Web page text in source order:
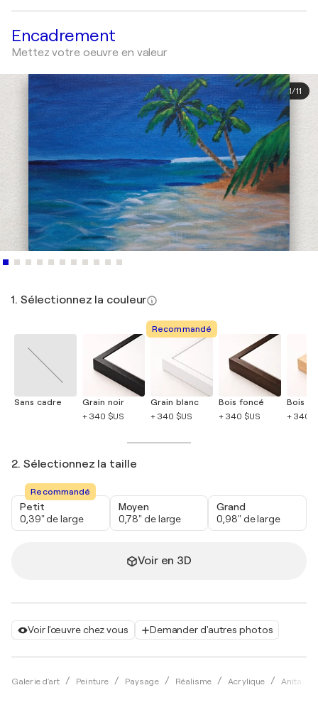
Voir l'œuvre chez vous Demander d'autres photos
Galerie d'art Peinture Paysage Réalisme Acrylique Anita
Encadrement
Mettez votre oeuvre en valeur
1/11
1. Sélectionnez la couleur
Sans cadre
Grain noir
+ 340 $US
Recommandé
Grain blanc
+ 340 $US
Bois foncé
+ 340 $US
Bois
+ 340
2. Sélectionnez la taille
Recommandé
Petit
0,39" de large
Moyen
0,78" de large
Grand
0,98" de large
Voir en 3D